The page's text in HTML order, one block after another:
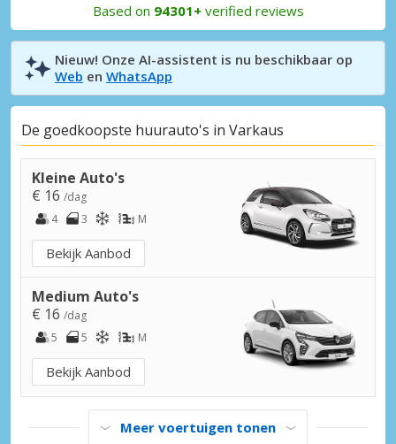
Based on 94301+ verified reviews
Nieuw! Onze AI-assistent is nu beschikbaar op
Web en WhatsApp
De goedkoopste huurauto's in Varkaus
Kleine Auto's
€ 16 /dag
4
3 M
Bekijk Aanbod
Medium Auto's
€ 16 /dag
5
5 M
Bekijk Aanbod
Meer voertuigen tonen